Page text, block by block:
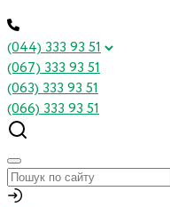
(044) 333 93 51
(067) 333 93 51
(063) 333 93 51
(066) 333 93 51